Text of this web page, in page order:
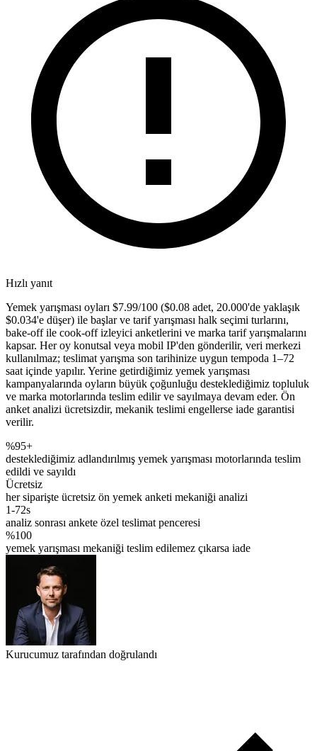
Hızlı yanıt
Yemek yarışması oyları $7.99/100 ($0.08 adet, 20.000'de yaklaşık
$0.034'e düşer) ile başlar ve tarif yarışması halk seçimi turlarını,
bake-off ile cook-off izleyici anketlerini ve marka tarif yarışmalarını
kapsar. Her oy konutsal veya mobil IP'den gönderilir, veri merkezi
kullanılmaz; teslimat yarışma son tarihinize uygun tempoda 1–72
saat içinde yapılır. Yerine getirdiğimiz yemek yarışması
kampanyalarında oyların büyük çoğunluğu desteklediğimiz topluluk
ve marka motorlarında teslim edilir ve sayılmaya devam eder. Ön
anket analizi ücretsizdir, mekanik teslimi engellerse iade garantisi
verilir.
%95+
desteklediğimiz adlandırılmış yemek yarışması motorlarında teslim
edildi ve sayıldı
Ücretsiz
her siparişte ücretsiz ön yemek anketi mekaniği analizi
1-72s
analiz sonrası ankete özel teslimat penceresi
%100
yemek yarışması mekaniği teslim edilemez çıkarsa iade
Kurucumuz tarafından doğrulandı